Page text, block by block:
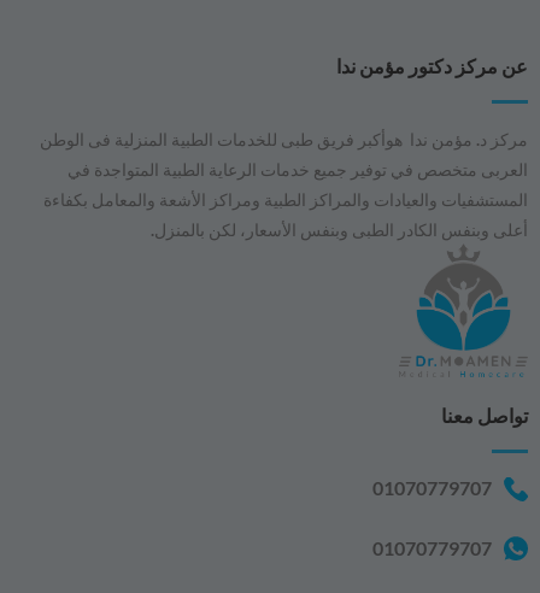
عن مركز دكتور مؤمن ندا
مركز د. مؤمن ندا هوأكبر فريق طبى للخدمات الطبية المنزلية فى الوطن
العربى متخصص في توفير جميع خدمات الرعاية الطبية المتواجدة في
المستشفيات والعيادات والمراكز الطبية ومراكز الأشعة والمعامل بكفاءة
أعلى وبنفس الكادر الطبى وبنفس الأسعار، لكن بالمنزل.
تواصل معنا
01070779707
01070779707